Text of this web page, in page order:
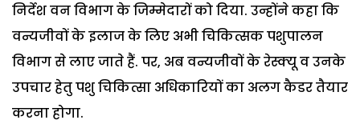
निर्देश वन विभाग के जिम्मेदारों को दिया. उन्होंने कहा कि
वन्यजीवों के इलाज के लिए अभी चिकित्सक पशुपालन
विभाग से लाए जाते हैं. पर, अब वन्यजीवों के रेस्क्यू व उनके
उपचार हेतु पशु चिकित्सा अधिकारियों का अलग कैडर तैयार
करना होगा.